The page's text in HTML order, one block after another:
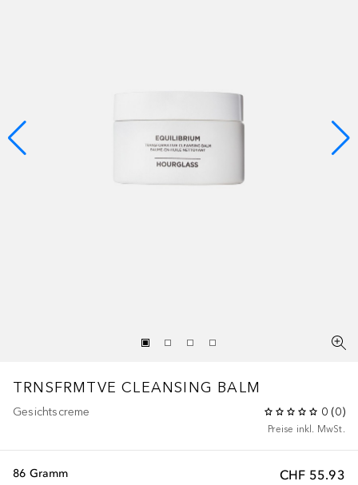
TRNSFRMTVE CLEANSING BALM
Gesichtscreme 0 (0)
Preise inkl. MwSt.
CHF 55.93
86 Gramm